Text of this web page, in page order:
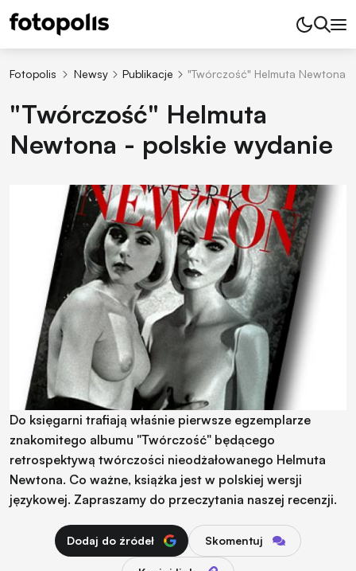
Fotopolis Newsy Publikacje "Twórczość" Helmuta Newtona
"Twórczość" Helmuta
Newtona - polskie wydanie
Do księgarni trafiają właśnie pierwsze egzemplarze
znakomitego albumu "Twórczość" będącego
retrospektywą twórczości nieodżałowanego Helmuta
Newtona. Co ważne, książka jest w polskiej wersji
językowej. Zapraszamy do przeczytania naszej recenzji.
Dodaj do źródeł Skomentuj